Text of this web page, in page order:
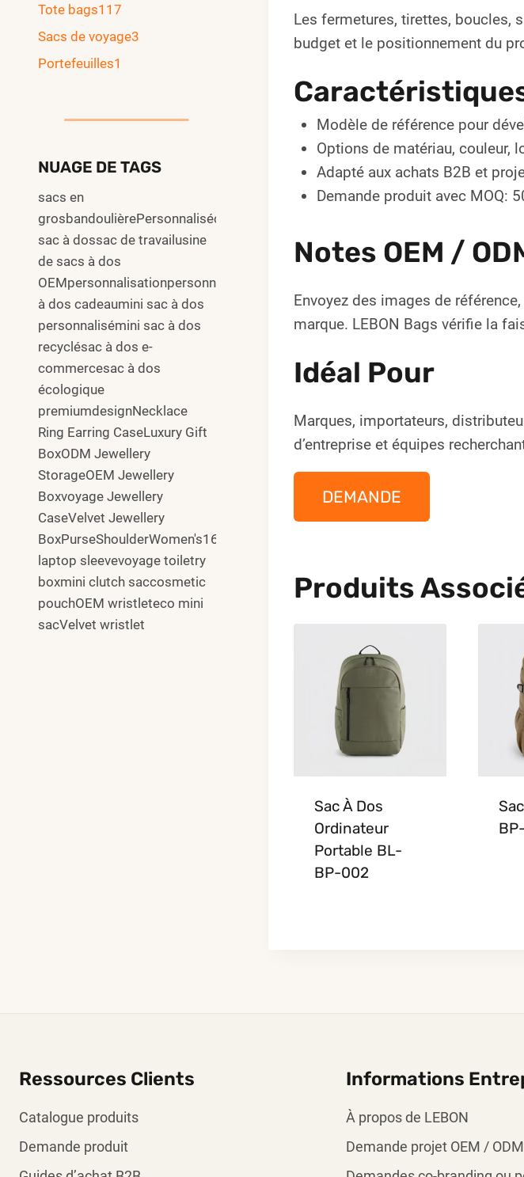
Les fermetures, tirettes, boucles,
budget et le positionnement du
Modèle de référence pour
Options de matériau, couleur,
Adapté aux achats B2B et
Demande produit avec MOQ:
Notes OEM /
Envoyez des images de
marque. LEBON Bags vérifie la
Idéal Pour
Marques, importateurs,
d’entreprise et équipes
DEMANDE
Produits
Sac À Dos
Ordinateur
Portable BL-
BP-002
Tote bags117
Sacs de voyage3
Portefeuilles1
NUAGE DE TAGS
sacs en
grosbandoulièrePersonnalisécommuter
sac à dossac de travailusine
de sacs à dos
OEMpersonnalisationpersonnalisersac
à dos cadeaumini sac à dos
personnalisémini sac à dos
recyclésac à dos e-
commercesac à dos
écologique
premiumdesignNecklace
Ring Earring CaseLuxury Gift
BoxODM Jewellery
StorageOEM Jewellery
Boxvoyage Jewellery
CaseVelvet Jewellery
BoxPurseShoulderWomen's16"
laptop sleevevoyage toiletry
boxmini clutch saccosmetic
pouchOEM wristleteco mini
sacVelvet wristlet
Ressources Clients
Catalogue produits
Demande produit
Informations
À propos de LEBON
Demande projet OEM / ODM